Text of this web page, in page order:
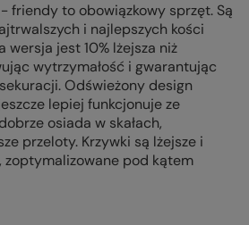
friendy to obowiązkowy sprzęt. Są
i najlepszych kości
wersja jest 10% lżejsza niż
wytrzymałość i gwarantując
Odświeżony design
lepiej funkcjonuje ze
osiada w skałach,
przeloty. Krzywki są lżejsze i
zoptymalizowane pod kątem